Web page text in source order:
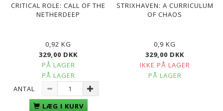
CRITICAL ROLE: CALL OF THE
NETHERDEEP
0,92 KG
329,00 DKK
PÅ LAGER
PÅ LAGER
ANTAL
LÆG I KURV
STRIXHAVEN: A CURRICULUM
OF CHAOS
0,9 KG
329,00 DKK
IKKE PÅ LAGER
PÅ LAGER